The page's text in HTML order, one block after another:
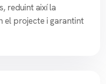
reduint així la
el projecte i garantint